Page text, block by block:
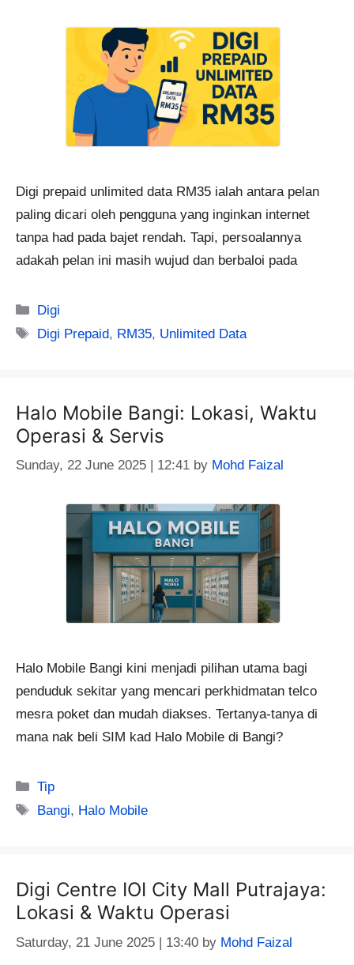
Digi prepaid unlimited data RM35 ialah antara pelan
paling dicari oleh pengguna yang inginkan internet
tanpa had pada bajet rendah. Tapi, persoalannya
adakah pelan ini masih wujud dan berbaloi pada
Categories
Digi
Tags
Digi Prepaid, RM35, Unlimited Data
Halo Mobile Bangi: Lokasi, Waktu
Operasi & Servis
Sunday, 22 June 2025 | 12:41 by Mohd Faizal
Halo Mobile Bangi kini menjadi pilihan utama bagi
penduduk sekitar yang mencari perkhidmatan telco
mesra poket dan mudah diakses. Tertanya-tanya di
mana nak beli SIM kad Halo Mobile di Bangi?
Categories
Tip
Tags
Bangi, Halo Mobile
Digi Centre IOI City Mall Putrajaya:
Lokasi & Waktu Operasi
Saturday, 21 June 2025 | 13:40 by Mohd Faizal